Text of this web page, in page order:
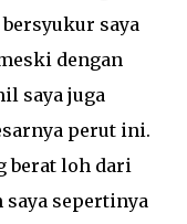
bersyukur saya
dengan
saya juga
perut ini.
berat loh dari
sepertinya